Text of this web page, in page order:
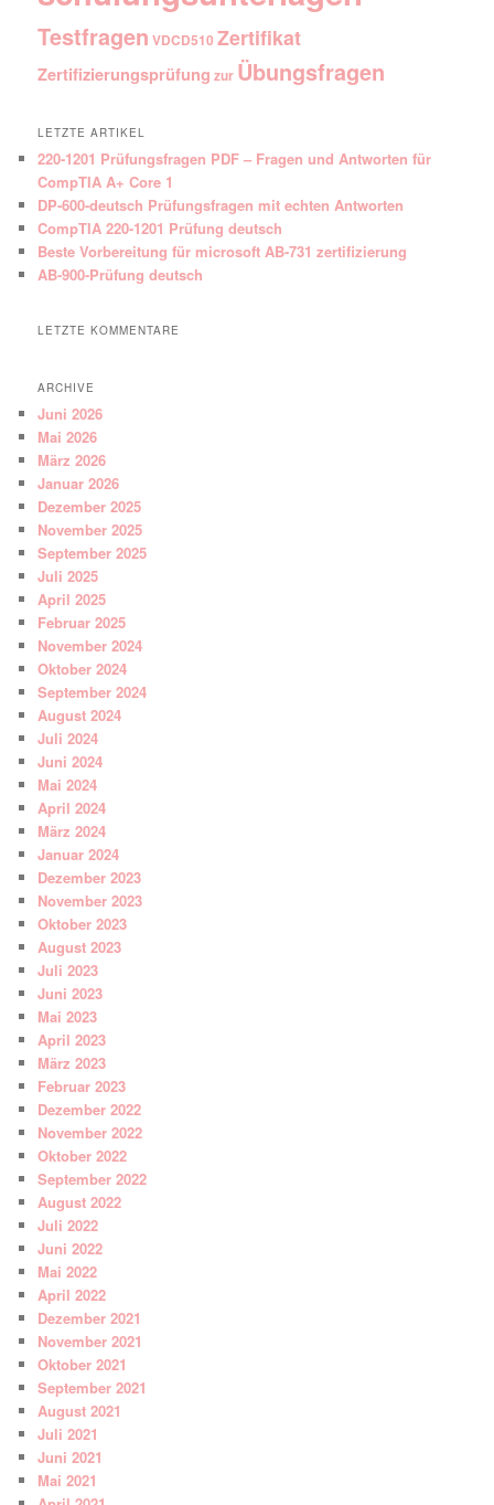
Testfragen VDCD510 Zertifikat
Zertifizierungsprüfung zur Übungsfragen
LETZTE ARTIKEL
220-1201 Prüfungsfragen PDF – Fragen und Antworten für
CompTIA A+ Core 1
DP-600-deutsch Prüfungsfragen mit echten Antworten
CompTIA 220-1201 Prüfung deutsch
Beste Vorbereitung für microsoft AB-731 zertifizierung
AB-900-Prüfung deutsch
LETZTE KOMMENTARE
ARCHIVE
Juni 2026
Mai 2026
März 2026
Januar 2026
Dezember 2025
November 2025
September 2025
Juli 2025
April 2025
Februar 2025
November 2024
Oktober 2024
September 2024
August 2024
Juli 2024
Juni 2024
Mai 2024
April 2024
März 2024
Januar 2024
Dezember 2023
November 2023
Oktober 2023
August 2023
Juli 2023
Juni 2023
Mai 2023
April 2023
März 2023
Februar 2023
Dezember 2022
November 2022
Oktober 2022
September 2022
August 2022
Juli 2022
Juni 2022
Mai 2022
April 2022
Dezember 2021
November 2021
Oktober 2021
September 2021
August 2021
Juli 2021
Juni 2021
Mai 2021